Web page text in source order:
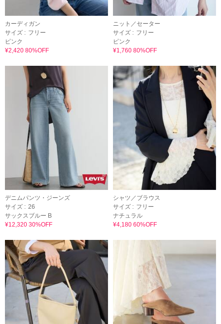
カーディガン
サイズ : フリー
ピンク
¥2,420 80%OFF
ニット／セーター
サイズ : フリー
ピンク
¥1,760 80%OFF
デニムパンツ・ジーンズ
サイズ : 26
サックスブルー B
¥12,320 30%OFF
シャツ／ブラウス
サイズ : フリー
ナチュラル
¥4,180 60%OFF